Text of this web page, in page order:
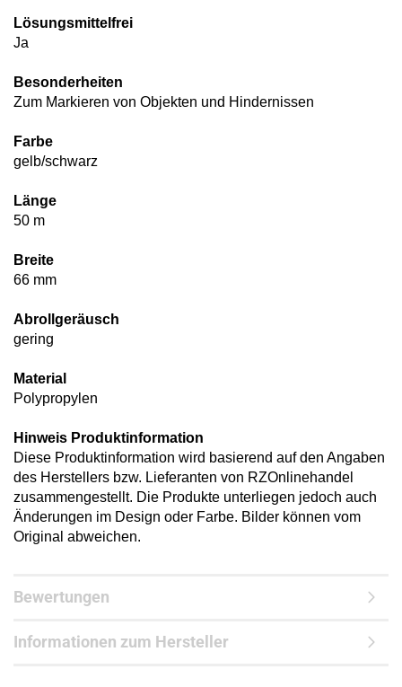
Lösungsmittelfrei
Ja
Besonderheiten
Zum Markieren von Objekten und Hindernissen
Farbe
gelb/schwarz
Länge
50 m
Breite
66 mm
Abrollgeräusch
gering
Material
Polypropylen
Hinweis Produktinformation
Diese Produktinformation wird basierend auf den Angaben
des Herstellers bzw. Lieferanten von RZOnlinehandel
zusammengestellt. Die Produkte unterliegen jedoch auch
Änderungen im Design oder Farbe. Bilder können vom
Original abweichen.
Bewertungen
Informationen zum Hersteller